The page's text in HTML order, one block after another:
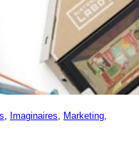
Imaginaires Marketing